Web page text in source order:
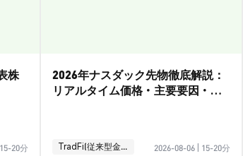
株
15-20分
2026年ナスダック先物徹底解説：
リアルタイム価格・主要要因・取
TradFi(従来型金融) 2026-08-06 15-20分